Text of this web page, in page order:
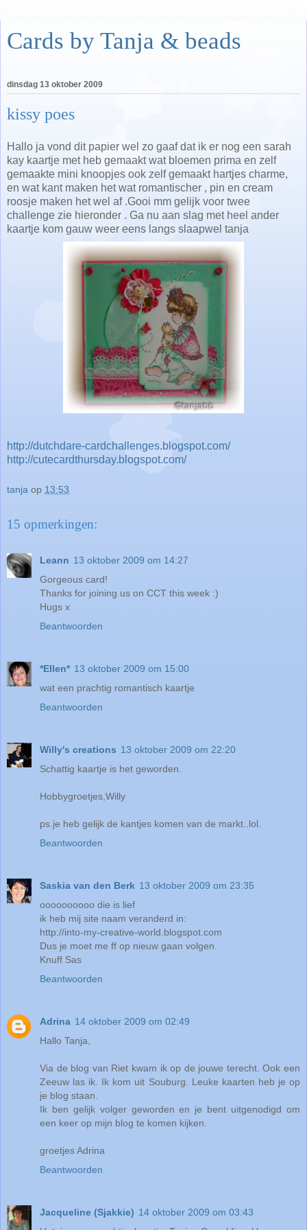
Cards by Tanja & beads
dinsdag 13 oktober 2009
kissy poes
Hallo ja vond dit papier wel zo gaaf dat ik er nog een sarah
kay kaartje met heb gemaakt wat bloemen prima en zelf
gemaakte mini knoopjes ook zelf gemaakt hartjes charme,
en wat kant maken het wat romantischer , pin en cream
roosje maken het wel af .Gooi mm gelijk voor twee
challenge zie hieronder . Ga nu aan slag met heel ander
kaartje kom gauw weer eens langs slaapwel tanja
http://dutchdare-cardchallenges.blogspot.com/
http://cutecardthursday.blogspot.com/
tanja op 13:53
15 opmerkingen:
Leann 13 oktober 2009 om 14:27
Gorgeous card!
Thanks for joining us on CCT this week :)
Hugs x
Beantwoorden
*Ellen* 13 oktober 2009 om 15:00
wat een prachtig romantisch kaartje
Beantwoorden
Willy's creations 13 oktober 2009 om 22:20
Schattig kaartje is het geworden.
Hobbygroetjes,Willy
ps.je heb gelijk de kantjes komen van de markt..lol.
Beantwoorden
Saskia van den Berk 13 oktober 2009 om 23:35
oooooooooo die is lief
ik heb mij site naam veranderd in:
http://into-my-creative-world.blogspot.com
Dus je moet me ff op nieuw gaan volgen.
Knuff Sas
Beantwoorden
Adrina 14 oktober 2009 om 02:49
Hallo Tanja,
Via de blog van Riet kwam ik op de jouwe terecht. Ook een
Zeeuw las ik. Ik kom uit Souburg. Leuke kaarten heb je op
je blog staan.
Ik ben gelijk volger geworden en je bent uitgenodigd om
een keer op mijn blog te komen kijken.
groetjes Adrina
Beantwoorden
Jacqueline (Sjakkie) 14 oktober 2009 om 03:43